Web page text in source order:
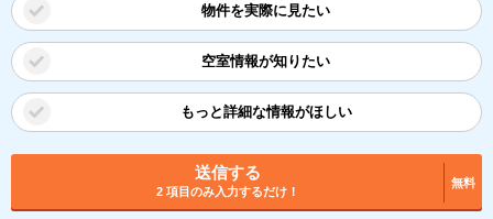
物件を実際に見たい
空室情報が知りたい
もっと詳細な情報がほしい
送信する
2 項目のみ入力するだけ！
無料